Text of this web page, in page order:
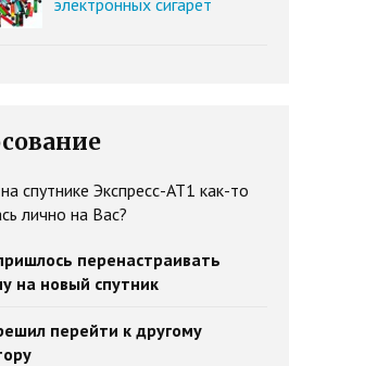
спутнике Экспресс-АТ1 как-то
лично на Вас?
перенастраивать
на новый спутник
перейти к другому